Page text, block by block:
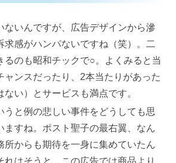
ないんですが、広告デザインから滲
求感がハンパないですね（笑）。二
るのも昭和チックで○。よくみると当
ャンスだったり、2本当たりがあった
ない）とサービスも満点です。
うと例の悲しい事件をどうしても思
ますね。ポスト聖子の最右翼、なん
所からも期待を一身に集めていたん